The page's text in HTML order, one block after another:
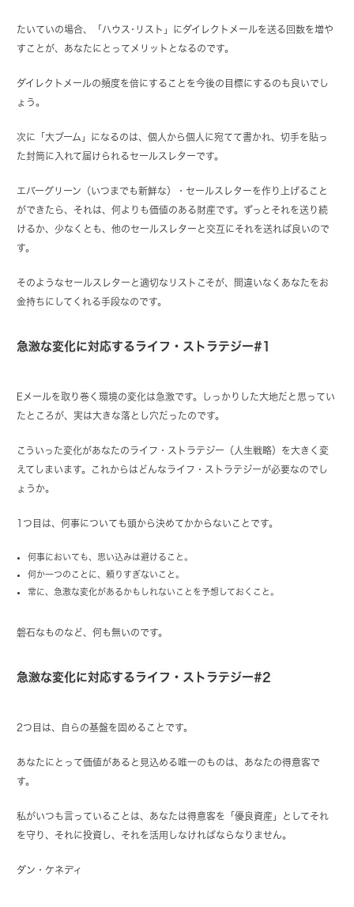
たいていの場合、「ハウス･リスト」にダイレクトメールを送る回数を増や
すことが、あなたにとってメリットとなるのです。
ダイレクトメールの頻度を倍にすることを今後の目標にするのも良いでし
ょう。
次に「大ブーム」になるのは、個人から個人に宛てて書かれ、切手を貼っ
た封筒に入れて届けられるセールスレターです。
エバーグリーン（いつまでも新鮮な）・セールスレターを作り上げること
ができたら、それは、何よりも価値のある財産です。ずっとそれを送り続
けるか、少なくとも、他のセールスレターと交互にそれを送れば良いので
す。
そのようなセールスレターと適切なリストこそが、間違いなくあなたをお
金持ちにしてくれる手段なのです。
急激な変化に対応するライフ・ストラテジー#1
Eメールを取り巻く環境の変化は急激です。しっかりした大地だと思ってい
たところが、実は大きな落とし穴だったのです。
こういった変化があなたのライフ・ストラテジー（人生戦略）を大きく変
えてしまいます。これからはどんなライフ・ストラテジーが必要なのでし
ょうか。
1つ目は、何事についても頭から決めてかからないことです。
何事においても、思い込みは避けること。
何か一つのことに、頼りすぎないこと。
常に、急激な変化があるかもしれないことを予想しておくこと。
磐石なものなど、何も無いのです。
急激な変化に対応するライフ・ストラテジー#2
2つ目は、自らの基盤を固めることです。
あなたにとって価値があると見込める唯一のものは、あなたの得意客で
す。
私がいつも言っていることは、あなたは得意客を「優良資産」としてそれ
を守り、それに投資し、それを活用しなければならなりません。
ダン・ケネディ